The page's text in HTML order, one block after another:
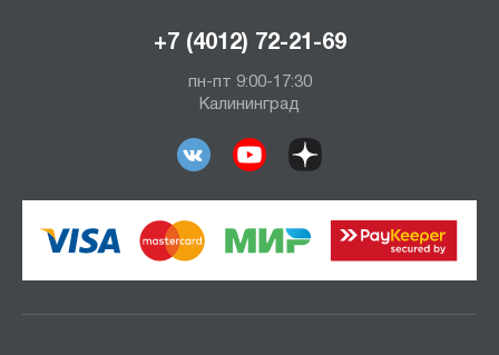
+7 (4012) 72-21-69
пн-пт 9:00-17:30
Калининград